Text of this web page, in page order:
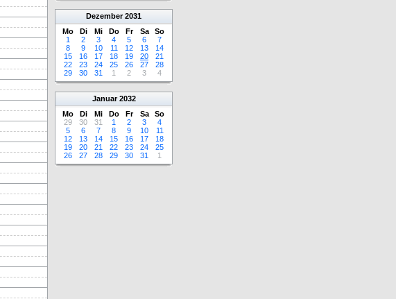
Dezember 2031
Mo
Di Mi Do Fr Sa
So
1
2 3 4 5 6
7
8
9 10 11 12 13
14
15
16 17 18 19 20
21
22
23 24 25 26 27
28
29
30 31 1 2 3 4
Januar 2032
Mo
Di Mi Do Fr Sa
So
29
30 31 1 2 3
4
5
6 7 8 9 10
11
12
13 14 15 16 17
18
19
20 21 22 23 24
25
26
27 28 29 30 31 1